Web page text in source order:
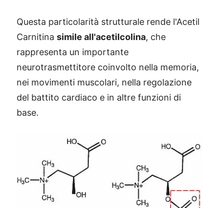
Questa particolarità strutturale rende l'Acetil
Carnitina simile all'acetilcolina, che
rappresenta un importante
neurotrasmettitore coinvolto nella memoria,
nei movimenti muscolari, nella regolazione
del battito cardiaco e in altre funzioni di
base.